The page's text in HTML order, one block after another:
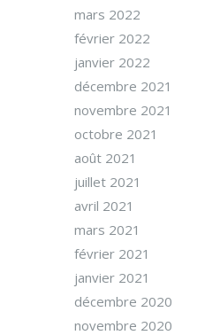
mars 2022
février 2022
janvier 2022
décembre 2021
novembre 2021
octobre 2021
août 2021
juillet 2021
avril 2021
mars 2021
février 2021
janvier 2021
décembre 2020
novembre 2020